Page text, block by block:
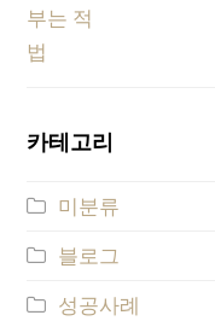
카테고리
미분류
블로그
성공사례